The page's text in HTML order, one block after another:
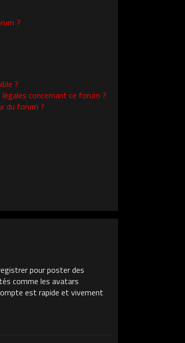
?
?
concernant ce forum ?
du forum ?
pour poster des
comme les avatars
est rapide et vivement